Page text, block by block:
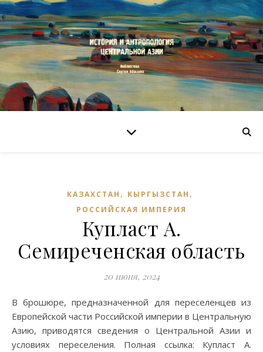
КАЗАХСТАН , КЫРГЫЗСТАН ,
РОССИЙСКАЯ ИМПЕРИЯ
Купласт А.
Семиреченская область
20 июня, 2024
В брошюре, предназначенной для переселенцев из
Европейской части Российской империи в Центральную
Азию, приводятся сведения о Центральной Азии и
условиях переселения. Полная ссылка: Купласт А.